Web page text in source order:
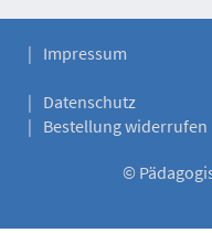
Impressum
Datenschutz
Bestellung widerrufen
©